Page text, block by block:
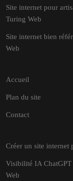
Site internet pour
Turing Web
Site internet bien
Web
Accueil
Plan du site
Contact
Créer un site internet
Visibilité IA ChatGPT
Web